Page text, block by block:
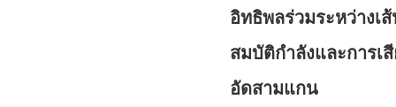
อิทธิพลร่วมระหว่างเ
สมบัติกำลังและการเ
อัดสามแกน